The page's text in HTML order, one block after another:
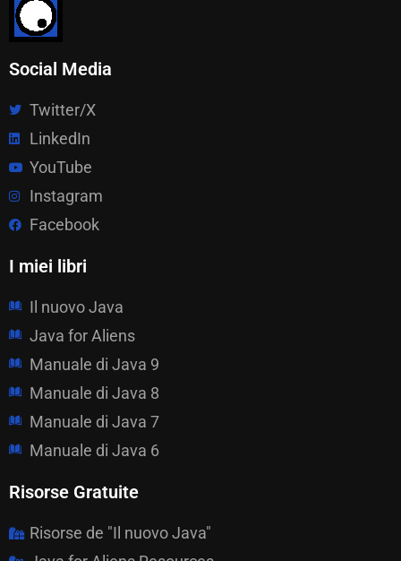
Social Media
Twitter/X
LinkedIn
YouTube
Instagram
Facebook
I miei libri
Il nuovo Java
Java for Aliens
Manuale di Java 9
Manuale di Java 8
Manuale di Java 7
Manuale di Java 6
Risorse Gratuite
Risorse de "Il nuovo Java"